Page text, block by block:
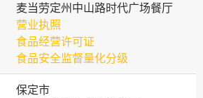
麦当劳定州中山路时代广场餐厅
营业执照
食品经营许可证
食品安全监督量化分级
保定市